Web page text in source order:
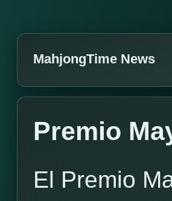
MahjongTime News
Premio
El Premio